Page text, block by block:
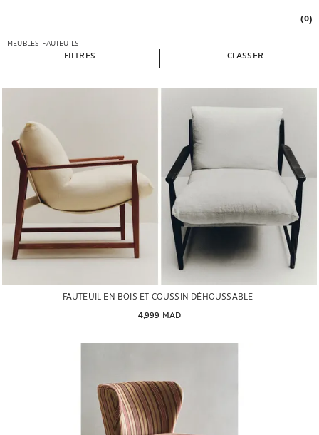
(0)
MEUBLES FAUTEUILS
FILTRES CLASSER
FAUTEUIL EN BOIS ET COUSSIN DÉHOUSSABLE
4,999 MAD